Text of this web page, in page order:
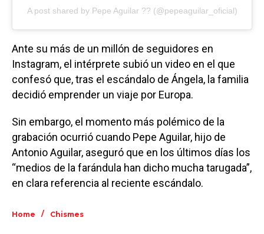
A post shared by Pepe Aguilar ?? (@pepeaguilar_oficial)
Ante su más de un millón de seguidores en
Instagram, el intérprete subió un video en el que
confesó que, tras el escándalo de Ángela, la familia
decidió emprender un viaje por Europa.
Sin embargo, el momento más polémico de la
grabación ocurrió cuando Pepe Aguilar, hijo de
Antonio Aguilar, aseguró que en los últimos días los
“medios de la farándula han dicho mucha tarugada”,
en clara referencia al reciente escándalo.
Home / Chismes